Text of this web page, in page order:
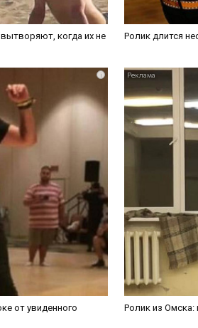
когда их не
Ролик длится
i
от увиденного Ролик из Омска: